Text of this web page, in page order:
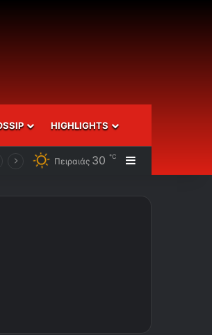
HIGHLIGHTS
Πειραιάς 30 ℃ Sidebar